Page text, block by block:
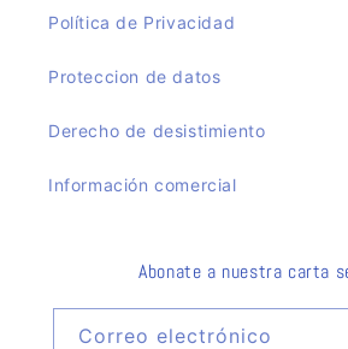
Política de Privacidad
Proteccion de datos
Derecho de desistimiento
Información comercial
Abonate a nuestra carta
Correo electrónico